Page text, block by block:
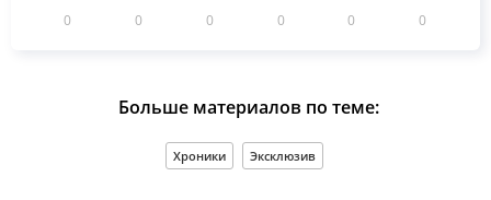
0 0 0 0 0 0
Больше материалов по теме:
Хроники Эксклюзив